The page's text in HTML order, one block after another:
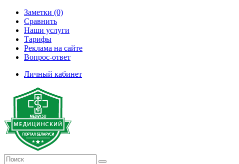
Заметки (0)
Сравнить
Наши услуги
Тарифы
Реклама на сайте
Вопрос-ответ
Личный кабинет